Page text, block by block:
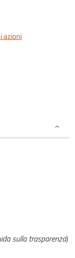
azioni
sulla trasparenza)